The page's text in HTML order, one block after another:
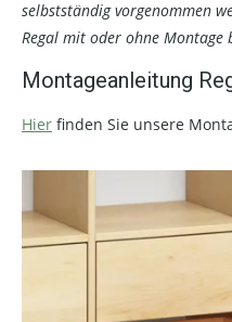
selbstständig vorgenommen
Regal mit oder ohne Montage
Montageanleitung
Hier finden Sie unsere